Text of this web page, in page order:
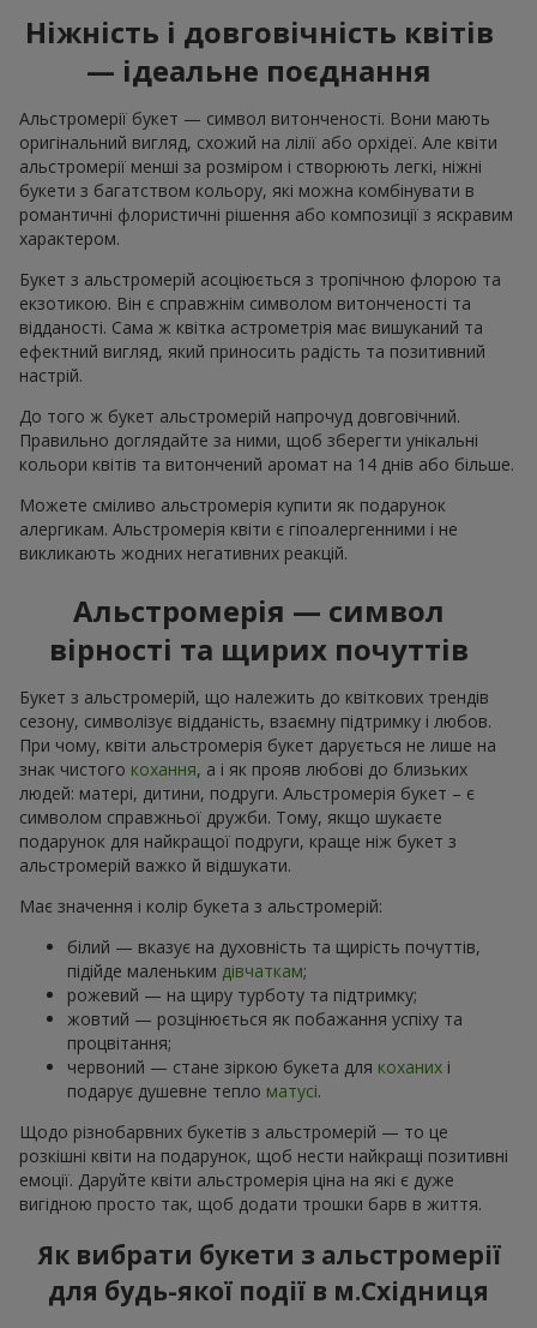
Ніжність і довговічність квітів
— ідеальне поєднання
Альстромерії букет — символ витонченості. Вони мають
оригінальний вигляд, схожий на лілії або орхідеї. Але квіти
альстромерії менші за розміром і створюють легкі, ніжні
букети з багатством кольору, які можна комбінувати в
романтичні флористичні рішення або композиції з яскравим
характером.
Букет з альстромерій асоціюється з тропічною флорою та
екзотикою. Він є справжнім символом витонченості та
відданості. Сама ж квітка астрометрія має вишуканий та
ефектний вигляд, який приносить радість та позитивний
настрій.
До того ж букет альстромерій напрочуд довговічний.
Правильно доглядайте за ними, щоб зберегти унікальні
кольори квітів та витончений аромат на 14 днів або більше.
Можете сміливо альстромерія купити як подарунок
алергикам. Альстромерія квіти є гіпоалергенними і не
викликають жодних негативних реакцій.
Альстромерія — символ
вірності та щирих почуттів
Букет з альстромерій, що належить до квіткових трендів
сезону, символізує відданість, взаємну підтримку і любов.
При чому, квіти альстромерія букет дарується не лише на
знак чистого кохання, а і як прояв любові до близьких
людей: матері, дитини, подруги. Альстромерія букет – є
символом справжньої дружби. Тому, якщо шукаєте
подарунок для найкращої подруги, краще ніж букет з
альстромерій важко й відшукати.
Має значення і колір букета з альстромерій:
білий — вказує на духовність та щирість почуттів,
підійде маленьким дівчаткам;
рожевий — на щиру турботу та підтримку;
жовтий — розцінюється як побажання успіху та
процвітання;
червоний — стане зіркою букета для коханих і
подарує душевне тепло матусі.
Щодо різнобарвних букетів з альстромерій — то це
розкішні квіти на подарунок, щоб нести найкращі позитивні
емоції. Даруйте квіти альстромерія ціна на які є дуже
вигідною просто так, щоб додати трошки барв в життя.
Як вибрати букети з альстромерії
для будь-якої події в м.Східниця